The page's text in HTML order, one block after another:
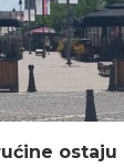
ostaju